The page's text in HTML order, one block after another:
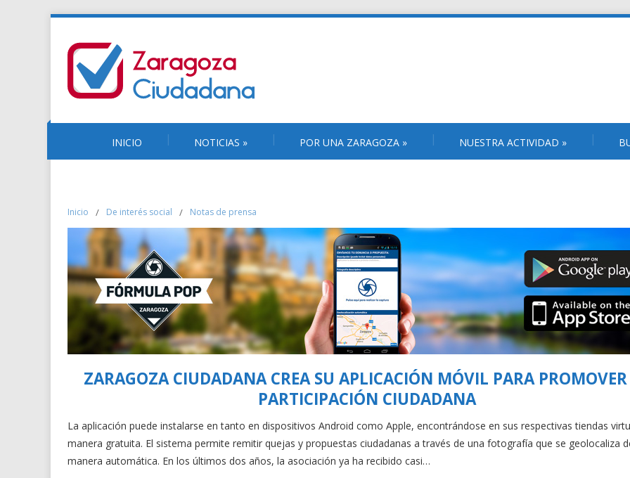
INICIO NOTICIAS » POR UNA ZARAGOZA » NUESTRA ACTIVIDAD »
Inicio / De interés social / Notas de prensa
ZARAGOZA CIUDADANA CREA SU APLICACIÓN MÓVIL PARA
PARTICIPACIÓN CIUDADANA
La aplicación puede instalarse en tanto en dispositivos Android como Apple, encontrándose en sus respectivas tiendas
manera gratuita. El sistema permite remitir quejas y propuestas ciudadanas a través de una fotografía que se geolocaliza
manera automática. En los últimos dos años, la asociación ya ha recibido casi…